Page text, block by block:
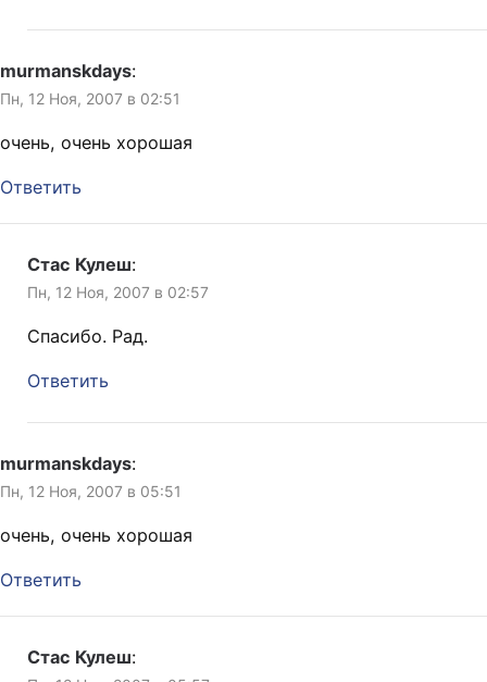
murmanskdays:
Пн, 12 Ноя, 2007 в 02:51
очень, очень хорошая
Ответить
Стас Кулеш:
Пн, 12 Ноя, 2007 в 02:57
Спасибо. Рад.
Ответить
murmanskdays:
Пн, 12 Ноя, 2007 в 05:51
очень, очень хорошая
Ответить
Стас Кулеш: